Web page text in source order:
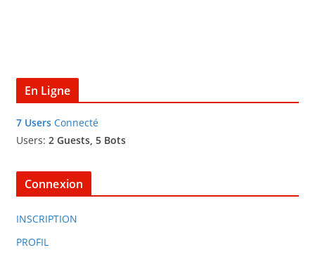
En Ligne
7 UsersConnecté
Users: 2 Guests, 5 Bots
Connexion
INSCRIPTION
PROFIL